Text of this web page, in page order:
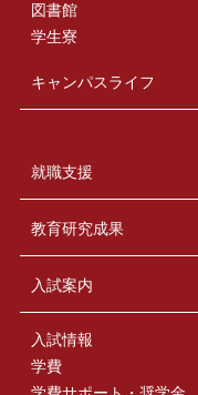
図書館
学生寮
キャンパスライフ
就職支援
教育研究成果
入試案内
入試情報
学費